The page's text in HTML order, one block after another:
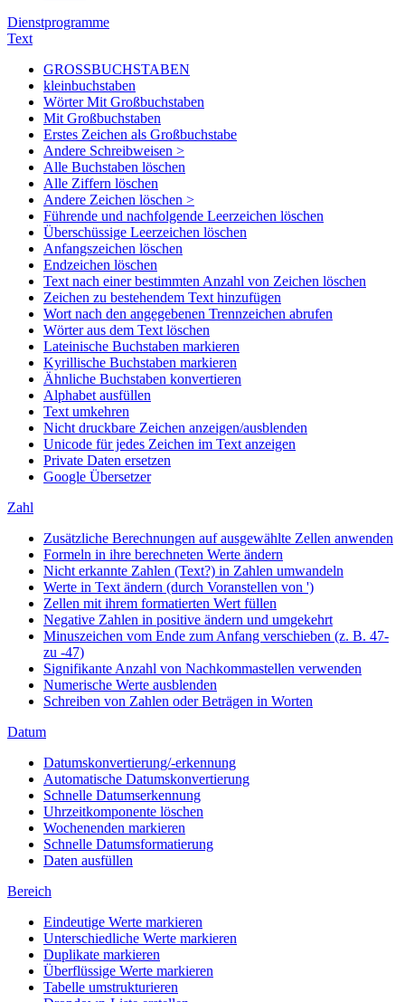
Dienstprogramme
Text
GROSSBUCHSTABEN
kleinbuchstaben
Wörter Mit Großbuchstaben
Mit Großbuchstaben
Erstes Zeichen als Großbuchstabe
Andere Schreibweisen >
Alle Buchstaben löschen
Alle Ziffern löschen
Andere Zeichen löschen >
Führende und nachfolgende Leerzeichen löschen
Überschüssige Leerzeichen löschen
Anfangszeichen löschen
Endzeichen löschen
Text nach einer bestimmten Anzahl von Zeichen löschen
Zeichen zu bestehendem Text hinzufügen
Wort nach den angegebenen Trennzeichen abrufen
Wörter aus dem Text löschen
Lateinische Buchstaben markieren
Kyrillische Buchstaben markieren
Ähnliche Buchstaben konvertieren
Alphabet ausfüllen
Text umkehren
Nicht druckbare Zeichen anzeigen/ausblenden
Unicode für jedes Zeichen im Text anzeigen
Private Daten ersetzen
Google Übersetzer
Zahl
Zusätzliche Berechnungen auf ausgewählte Zellen anwenden
Formeln in ihre berechneten Werte ändern
Nicht erkannte Zahlen (Text?) in Zahlen umwandeln
Werte in Text ändern (durch Voranstellen von ')
Zellen mit ihrem formatierten Wert füllen
Negative Zahlen in positive ändern und umgekehrt
Minuszeichen vom Ende zum Anfang verschieben (z. B. 47-
zu -47)
Signifikante Anzahl von Nachkommastellen verwenden
Numerische Werte ausblenden
Schreiben von Zahlen oder Beträgen in Worten
Datum
Datumskonvertierung/-erkennung
Automatische Datumskonvertierung
Schnelle Datumserkennung
Uhrzeitkomponente löschen
Wochenenden markieren
Schnelle Datumsformatierung
Daten ausfüllen
Bereich
Eindeutige Werte markieren
Unterschiedliche Werte markieren
Duplikate markieren
Überflüssige Werte markieren
Tabelle umstrukturieren